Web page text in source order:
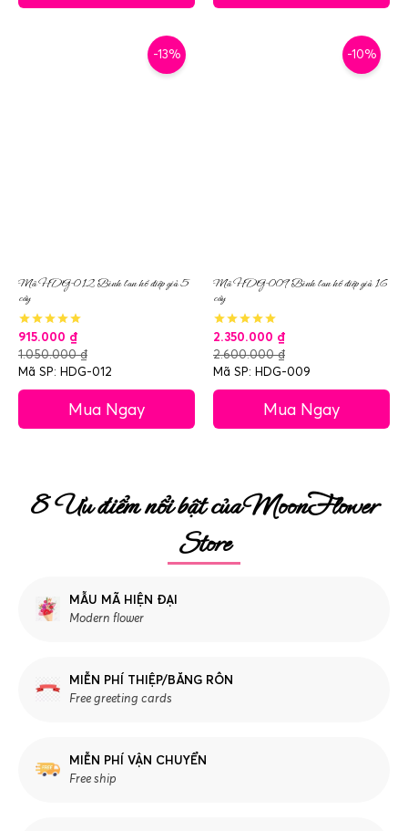
-13%
Mã HDG-012 Bình lan hồ điệp giả 5
cây
915.000 ₫
1.050.000₫
Mã SP: HDG-012
Mua Ngay
-10%
Mã HDG-009 Bình lan hồ điệp giả 16
cây
2.350.000 ₫
2.600.000₫
Mã SP: HDG-009
Mua Ngay
8 Ưu điểm nổi bật của MoonFlower
Store
MẪU MÃ HIỆN ĐẠI
Modern flower
MIỄN PHÍ THIỆP/BĂNG RÔN
Free greeting cards
MIỄN PHÍ VẬN CHUYỂN
Free ship